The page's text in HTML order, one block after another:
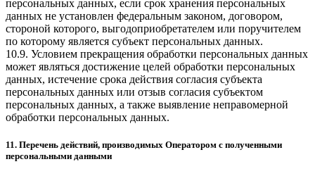
персональных данных, если срок хранения персональных
данных не установлен федеральным законом, договором,
стороной которого, выгодоприобретателем или поручителем
по которому является субъект персональных данных.
10.9. Условием прекращения обработки персональных данных
может являться достижение целей обработки персональных
данных, истечение срока действия согласия субъекта
персональных данных или отзыв согласия субъектом
персональных данных, а также выявление неправомерной
обработки персональных данных.
11. Перечень действий, производимых Оператором с полученными
персональными данными